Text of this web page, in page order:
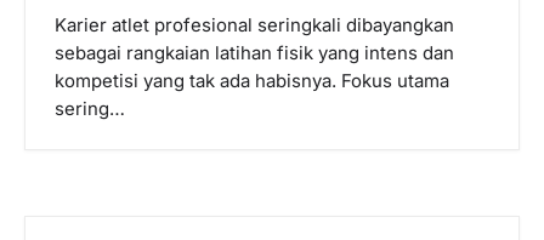
Karier atlet profesional seringkali dibayangkan
sebagai rangkaian latihan fisik yang intens dan
kompetisi yang tak ada habisnya. Fokus utama
sering…